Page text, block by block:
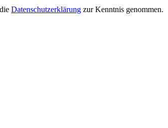
Datenschutzerklärung zur Kenntnis genommen.